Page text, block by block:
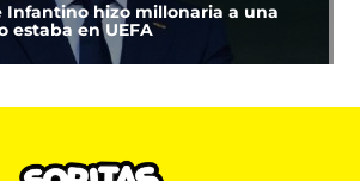
Infantino hizo millonaria a una
estaba en UEFA